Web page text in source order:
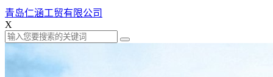
青岛仁涵工贸有限公司
X